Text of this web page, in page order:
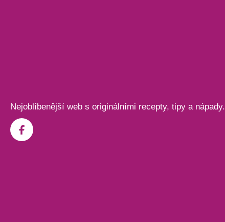
Nejoblíbenější web s originálními recepty, tipy a nápady.